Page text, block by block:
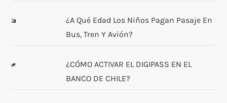
¿A Qué Edad Los Niños Pagan Pasaje En
Bus, Tren Y Avión?
¿CÓMO ACTIVAR EL DIGIPASS EN EL
BANCO DE CHILE?